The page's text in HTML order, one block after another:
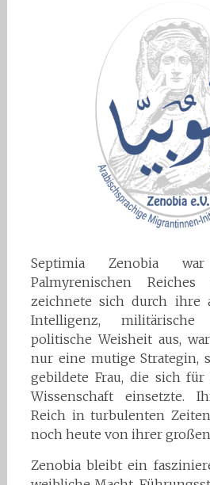
Septimia Zenobia
Palmyrenischen
zeichnete sich durch ihre
Intelligenz,
politische Weisheit aus,
nur eine mutige Strategin,
gebildete Frau, die sich
Wissenschaft einsetzte.
Reich in turbulenten
noch heute von ihrer
Zenobia bleibt ein